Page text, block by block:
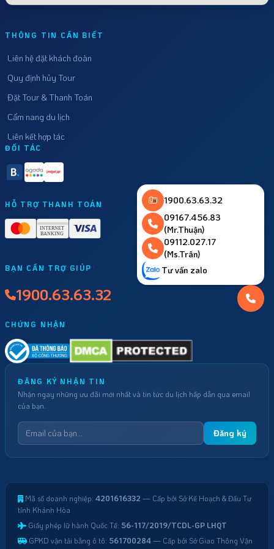
1900.63.63.32
09167.456.83
(Mr.Thuận)
09112.027.17
(Ms.Trân)
Tư vấn zalo
THÔNG TIN CẦN BIẾT
Liên hệ đặt khách đoàn
Quy định hủy Tour
Đặt Tour & Thanh Toán
Cẩm nang du lịch
Liên kết hợp tác
ĐỐI TÁC
HỖ TRỢ THANH TOÁN
BẠN CẦN TRỢ GIÚP
1900.63.63.32
CHỨNG NHẬN
ĐĂNG KÝ NHẬN TIN
Nhận ngay những ưu đãi mới nhất và tin tức du lịch hấp dẫn qua email
của bạn.
Đăng ký
Mã số doanh nghiệp: 4201616332 — Cấp bởi Sở Kế Hoạch & Đầu Tư
tỉnh Khánh Hòa
Giấy phép lữ hành Quốc Tế: 56-117/2019/TCDL-GP LHQT
GPKD vận tải bằng ô tô: 561700284— Cấp bởi Sở Giao Thông Vận